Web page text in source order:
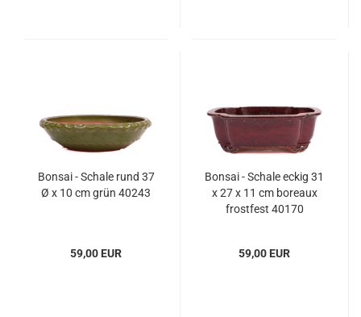
Bonsai - Schale rund 37
Ø x 10 cm grün 40243
59,00 EUR
Bonsai - Schale eckig 31
x 27 x 11 cm boreaux
frostfest 40170
59,00 EUR